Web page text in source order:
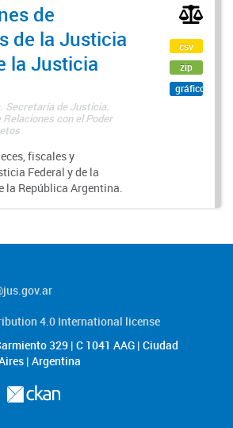
de
de la Justicia
la Justicia
Secretaría de Justicia.
con el Poder
fiscales y
Federal y de la
la República Argentina.
csv
zip
gráfico
4.0 International license
329 | C 1041 AAG | Ciudad
| Argentina